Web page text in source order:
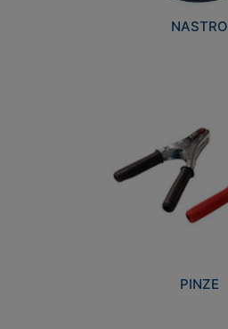
NASTRO
PINZE